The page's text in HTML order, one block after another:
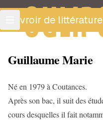
ouvroir de
Guillaume Marie
Né en 1979 à Coutances.
Après son bac, il suit des
cours desquelles il fait